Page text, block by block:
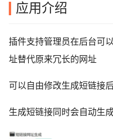
应用介绍
插件支持管理员在后台可
址替代原来冗长的网址
可以自由修改生成短链接
生成短链接同时会自动生